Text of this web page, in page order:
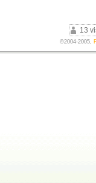
13
©2004-2005,